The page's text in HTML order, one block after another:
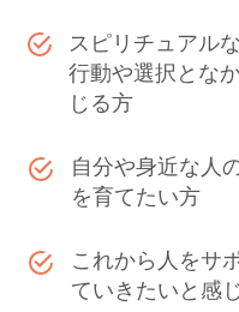
スピリチュアル
行動や選択とな
じる方
自分や身近な人
を育てたい方
これから人をサ
ていきたいと感